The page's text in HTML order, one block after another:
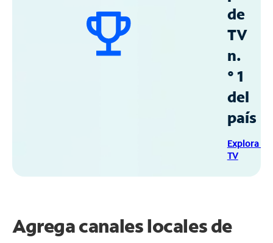
de
TV
n.
° 1
del
país
Explora
TV
Agrega canales locales de